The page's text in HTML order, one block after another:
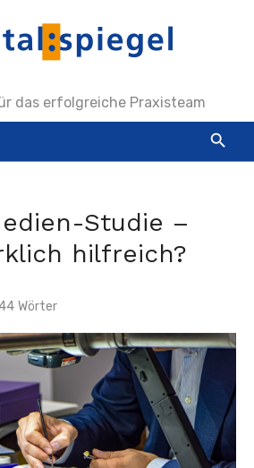
das erfolgreiche Praxisteam
Studie –
hilfreich?
Wörter